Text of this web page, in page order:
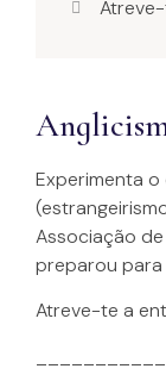
Experimenta
Associação
preparou para
Atreve-te a